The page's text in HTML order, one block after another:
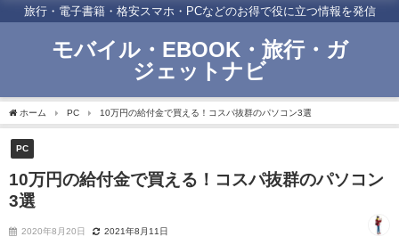
旅行・電子書籍・格安スマホ・PCなどのお得で役に立つ情報を発信
モバイル・EBOOK・旅行・ガ
ジェットナビ
ホーム PC 10万円の給付金で買える！コスパ抜群のパソコン3選
PC
10万円の給付金で買える！コスパ抜群のパソコン
3選
2020年8月20日 2021年8月11日